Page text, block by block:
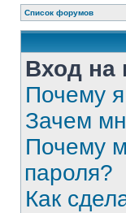
Список форумов
Вход на
Почему
Зачем
Почему
пароля?
Как